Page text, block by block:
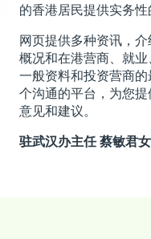
的香港居民提供实务性
网页提供多种资讯，
概况和在港营商、就
一般资料和投资营商
个沟通的平台，为您
意见和建议。
驻武汉办主任 蔡敏君